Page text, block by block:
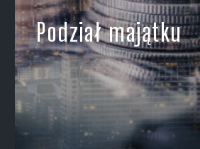
Podział majątku